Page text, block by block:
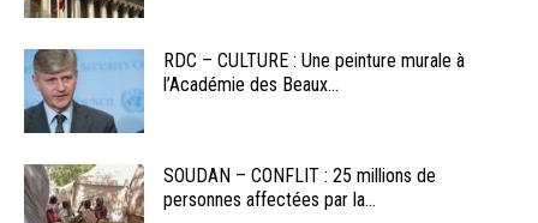
RDC – CULTURE : Une peinture murale à
l’Académie des Beaux...
SOUDAN – CONFLIT : 25 millions de
personnes affectées par la...